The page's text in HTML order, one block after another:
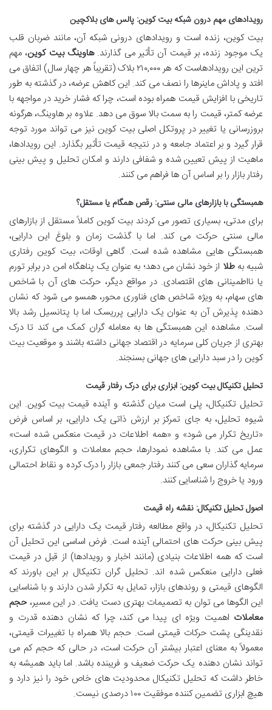
رویدادهای مهم درون شبکه بیت کوین: پالس های بلاکچین
بیت کوین، زنده است و رویدادهای درونی شبکه آن، مانند ضربان قلب
یک موجود زنده، بر قیمت آن تأثیر می گذارند.هاوینگ بیت کوین، مهم
ترین این رویدادهاست که هر ۲۱۰,۰۰۰ بلاک (تقریباً هر چهار سال) اتفاق می
افتد و پاداش ماینرها را نصف می کند. این کاهش عرضه، در گذشته به طور
تاریخی با افزایش قیمت همراه بوده است، چرا که فشار خرید در مواجهه با
عرضه کمتر، قیمت را به سمت بالا سوق می دهد. علاوه بر هاوینگ، هرگونه
بروزرسانی یا تغییر در پروتکل اصلی بیت کوین نیز می تواند مورد توجه
قرار گیرد و بر اعتماد جامعه و در نتیجه قیمت تأثیر بگذارد. این رویدادها،
ماهیت از پیش تعیین شده و شفافی دارند و امکان تحلیل و پیش بینی
رفتار بازار را بر اساس آن ها فراهم می کنند.
همبستگی با بازارهای مالی سنتی: رقص همگام یا مستقل؟
برای مدتی، بسیاری تصور می کردند بیت کوین کاملاً مستقل از بازارهای
مالی سنتی حرکت می کند. اما با گذشت زمان و بلوغ این دارایی،
همبستگی هایی مشاهده شده است. گاهی اوقات، بیت کوین رفتاری
شبیه بهطلا از خود نشان می دهد؛ به عنوان یک پناهگاه امن در برابر تورم
یا نااطمینانی های اقتصادی. در مواقع دیگر، حرکت های آن با شاخص
های سهام، به ویژه شاخص های فناوری محور، همسو می شود که نشان
دهنده پذیرش آن به عنوان یک دارایی پرریسک اما با پتانسیل رشد بالا
است. مشاهده این همبستگی ها به معامله گران کمک می کند تا درک
بهتری از جریان کلی سرمایه در اقتصاد جهانی داشته باشند و موقعیت بیت
کوین را در سبد دارایی های جهانی بسنجند.
تحلیل تکنیکال بیت کوین: ابزاری برای درک رفتار قیمت
تحلیل تکنیکال، پلی است میان گذشته و آینده قیمت بیت کوین. این
شیوه تحلیل، به جای تمرکز بر ارزش ذاتی یک دارایی، بر اساس فرض
«تاریخ تکرار می شود» و «همه اطلاعات در قیمت منعکس شده است»
عمل می کند. با مشاهده نمودارها، حجم معاملات و الگوهای تکراری،
سرمایه گذاران سعی می کنند رفتار جمعی بازار را درک کرده و نقاط احتمالی
ورود یا خروج را شناسایی کنند.
اصول تحلیل تکنیکال: نقشه راه قیمت
تحلیل تکنیکال، در واقع مطالعه رفتار قیمت یک دارایی در گذشته برای
پیش بینی حرکت های احتمالی آینده است. فرض اساسی این تحلیل آن
است که همه اطلاعات بنیادی (مانند اخبار و رویدادها) از قبل در قیمت
فعلی دارایی منعکس شده اند. تحلیل گران تکنیکال بر این باورند که
الگوهای قیمتی و روندهای بازار، تمایل به تکرار شدن دارند و با شناسایی
این الگوها می توان به تصمیمات بهتری دست یافت. در این مسیر،حجم
معاملات اهمیت ویژه ای پیدا می کند، چرا که نشان دهنده قدرت و
نقدینگی پشت حرکات قیمتی است. حجم بالا همراه با تغییرات قیمتی،
معمولاً به معنای اعتبار بیشتر آن حرکت است، در حالی که حجم کم می
تواند نشان دهنده یک حرکت ضعیف و فریبنده باشد. اما باید همیشه به
خاطر داشت که تحلیل تکنیکال محدودیت های خاص خود را نیز دارد و
هیچ ابزاری تضمین کننده موفقیت ۱۰۰ درصدی نیست.